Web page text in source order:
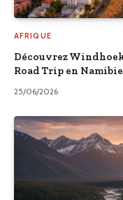
AFRIQUE
Découvrez
Road Trip en Namibie
25/06/2026